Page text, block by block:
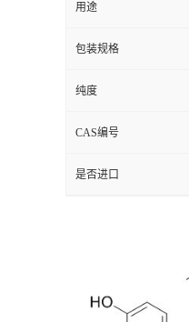
用途
包装规格
纯度
CAS编号
是否进口